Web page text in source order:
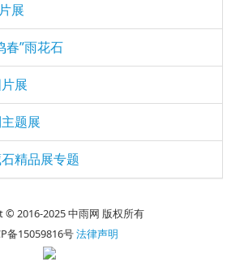
展
春”雨花石
展
题展
精品展专题
© 2016-2025 中雨网 版权所有
备15059816号法律声明